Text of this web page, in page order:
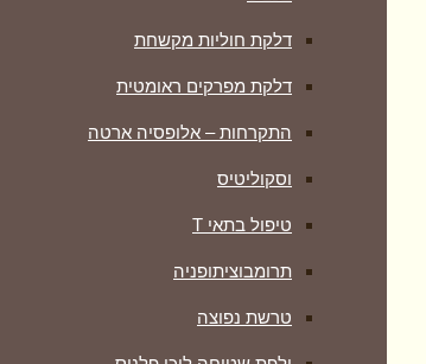
דלקת חוליות מקשחת
דלקת מפרקים ראומטית
התקרחות – אלופסיה ארטה
וסקוליטיס
טיפול בתאי T
תרומבוציתופניה
טרשת נפוצה